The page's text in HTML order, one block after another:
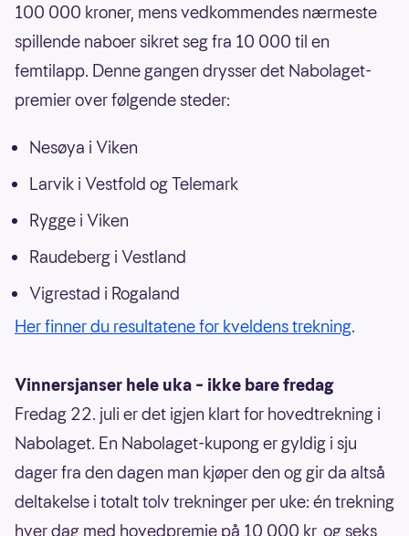
100 000 kroner, mens vedkommendes nærmeste
spillende naboer sikret seg fra 10 000 til en
femtilapp. Denne gangen drysser det Nabolaget-
premier over følgende steder:
Nesøya i Viken
Larvik i Vestfold og Telemark
Rygge i Viken
Raudeberg i Vestland
Vigrestad i Rogaland
Her finner du resultatene for kveldens trekning.
Vinnersjanser hele uka – ikke bare fredag
Fredag 22. juli er det igjen klart for hovedtrekning i
Nabolaget. En Nabolaget-kupong er gyldig i sju
dager fra den dagen man kjøper den og gir da altså
deltakelse i totalt tolv trekninger per uke: én trekning
hver dag med hovedpremie på 10 000 kr, og seks